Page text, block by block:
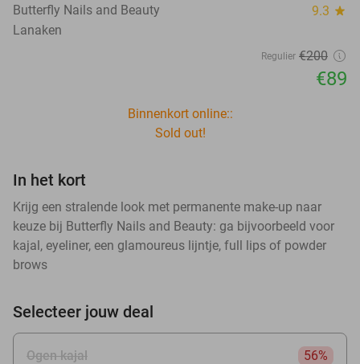
Butterfly Nails and Beauty 9.3 star
Lanaken
Regulier €200
€89
Binnenkort online::
Sold out!
In het kort
Krijg een stralende look met permanente make-up naar
keuze bij Butterfly Nails and Beauty: ga bijvoorbeeld voor
kajal, eyeliner, een glamoureus lijntje, full lips of powder
brows
Selecteer jouw deal
Ogen kajal
56%